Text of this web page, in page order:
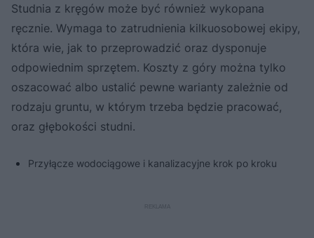
Studnia z kręgów może być również wykopana
ręcznie. Wymaga to zatrudnienia kilkuosobowej ekipy,
która wie, jak to przeprowadzić oraz dysponuje
odpowiednim sprzętem. Koszty z góry można tylko
oszacować albo ustalić pewne warianty zależnie od
rodzaju gruntu, w którym trzeba będzie pracować,
oraz głębokości studni.
Przyłącze wodociągowe i kanalizacyjne krok po kroku